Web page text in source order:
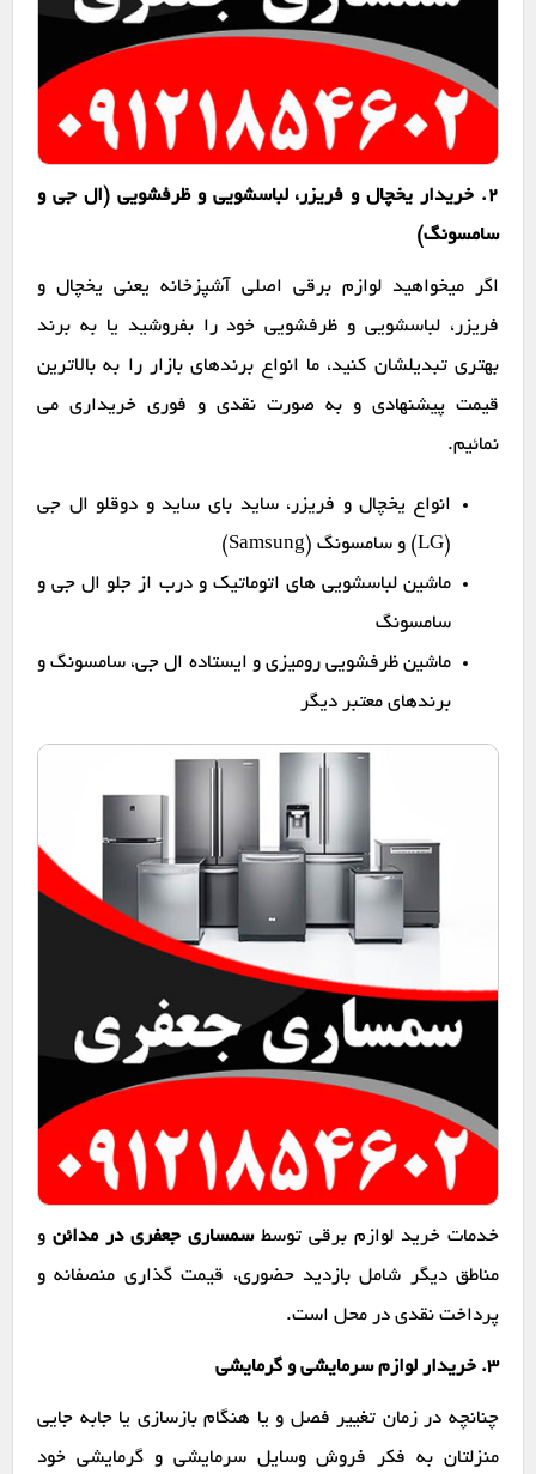
2. خریدار یخچال و فریزر، لباسشویی و ظرفشویی (ال جی و
سامسونگ)
اگر میخواهید لوازم برقی اصلی آشپزخانه یعنی یخچال و
فریزر، لباسشویی و ظرفشویی خود را بفروشید یا به برند
بهتری تبدیلشان کنید، ما انواع برندهای بازار را به بالاترین
قیمت پیشنهادی و به صورت نقدی و فوری خریداری می
نمائیم.
انواع یخچال و فریزر، ساید بای ساید و دوقلو ال جی
(LG) و سامسونگ (Samsung)
ماشین لباسشویی های اتوماتیک و درب از جلو ال جی و
سامسونگ
ماشین ظرفشویی رومیزی و ایستاده ال جی، سامسونگ و
برندهای معتبر دیگر
خدمات خرید لوازم برقی توسطسمساری جعفری در مدائن و
مناطق دیگر شامل بازدید حضوری، قیمت گذاری منصفانه و
پرداخت نقدی در محل است.
۳. خریدار لوازم سرمایشی و گرمایشی
چنانچه در زمان تغییر فصل و یا هنگام بازسازی یا جابه جایی
منزلتان به فکر فروش وسایل سرمایشی و گرمایشی خود